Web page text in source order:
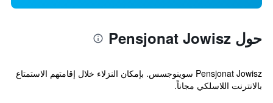
حول Pensjonat Jowisz
Pensjonat Jowisz سوينوجسس. بإمكان النزلاء خلال إقامتهم الاستمتاع
بالانترنت اللاسلكي مجاناً.